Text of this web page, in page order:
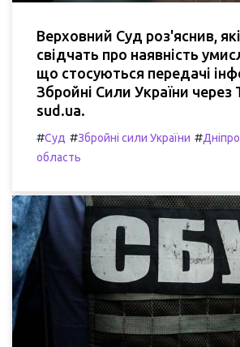
Верховний Суд роз'яснив,
свідчать про наявність
що стосуються передачі
Збройні Сили України через
sud.ua.
#Суд #Збройні сили України #
область